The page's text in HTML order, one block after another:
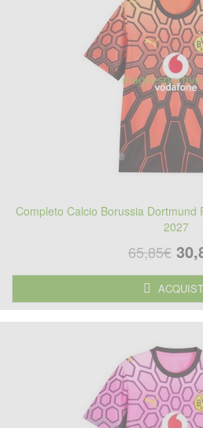
Completo Calcio Borussia Dortmund
2027
65,85€